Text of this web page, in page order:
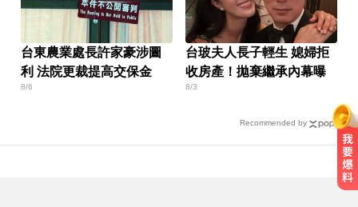
台東農業處長許家豪涉圖
利 法院更裁提高交保金
8/6
台玻夫人長子輕生 媳婦拒
收房產！拋棄繼承內幕曝
8/3
Recommended by